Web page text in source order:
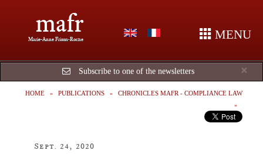
mafr
Marie-Anne Frison-Roche MENU
×
Subscribe to one of the newsletters
HOME PUBLICATIONS CHRONICLES MAFR - COMPLIANCE LAW
Sept. 24, 2020